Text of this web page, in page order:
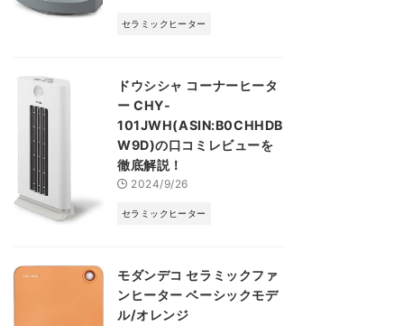
セラミックヒーター
ドウシシャ コーナーヒータ
ー CHY-
101JWH(ASIN:B0CHHDB
W9D)の口コミレビューを
徹底解説！
2024/9/26
セラミックヒーター
モダンデコ セラミックファ
ンヒーター ベーシックモデ
ル/オレンジ